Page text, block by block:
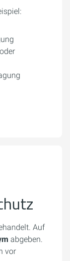
Auf
abgeben.
vor